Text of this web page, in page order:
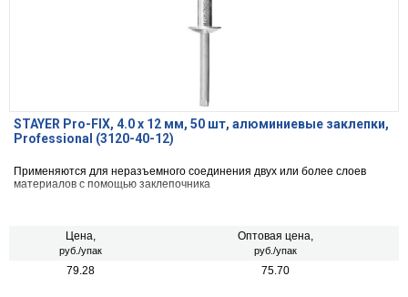
STAYER Pro-FIX, 4.0 х 12 мм, 50 шт, алюминиевые заклепки,
Professional (3120-40-12)
Применяются для неразъемного соединения двух или более слоев
материалов с помощью заклепочника
Цена,
руб./упак
Оптовая цена,
руб./упак
79.28 75.70